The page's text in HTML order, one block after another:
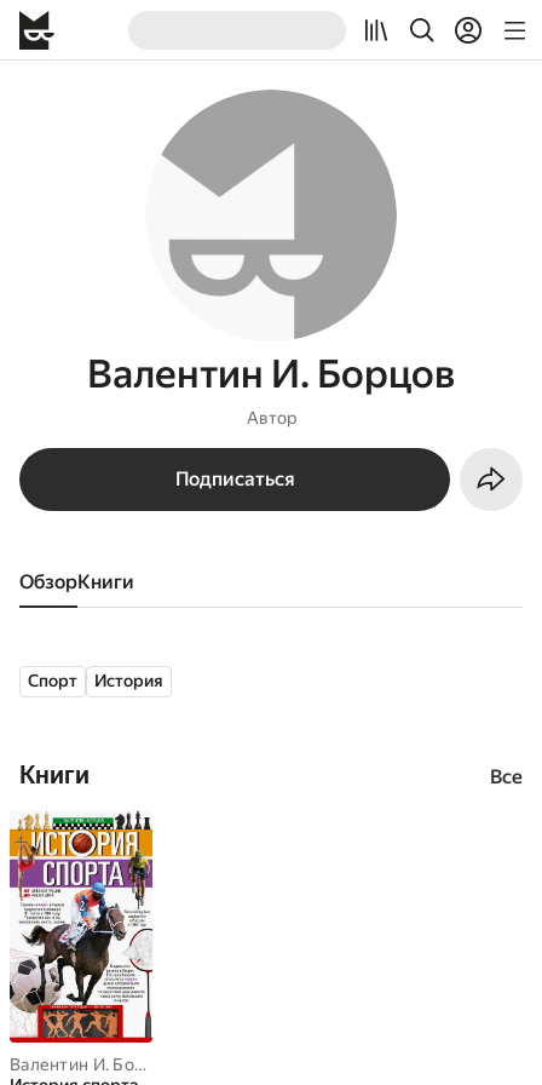
Валентин И. Борцов
Автор
Подписаться
Обзор книги
Спорт История
Книги Все
Валентин И. Борцов